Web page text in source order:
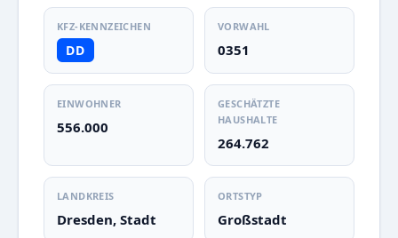
KFZ-KENNZEICHEN
DD
VORWAHL
0351
EINWOHNER
556.000
GESCHÄTZTE
HAUSHALTE
264.762
LANDKREIS
Dresden, Stadt
ORTSTYP
Großstadt